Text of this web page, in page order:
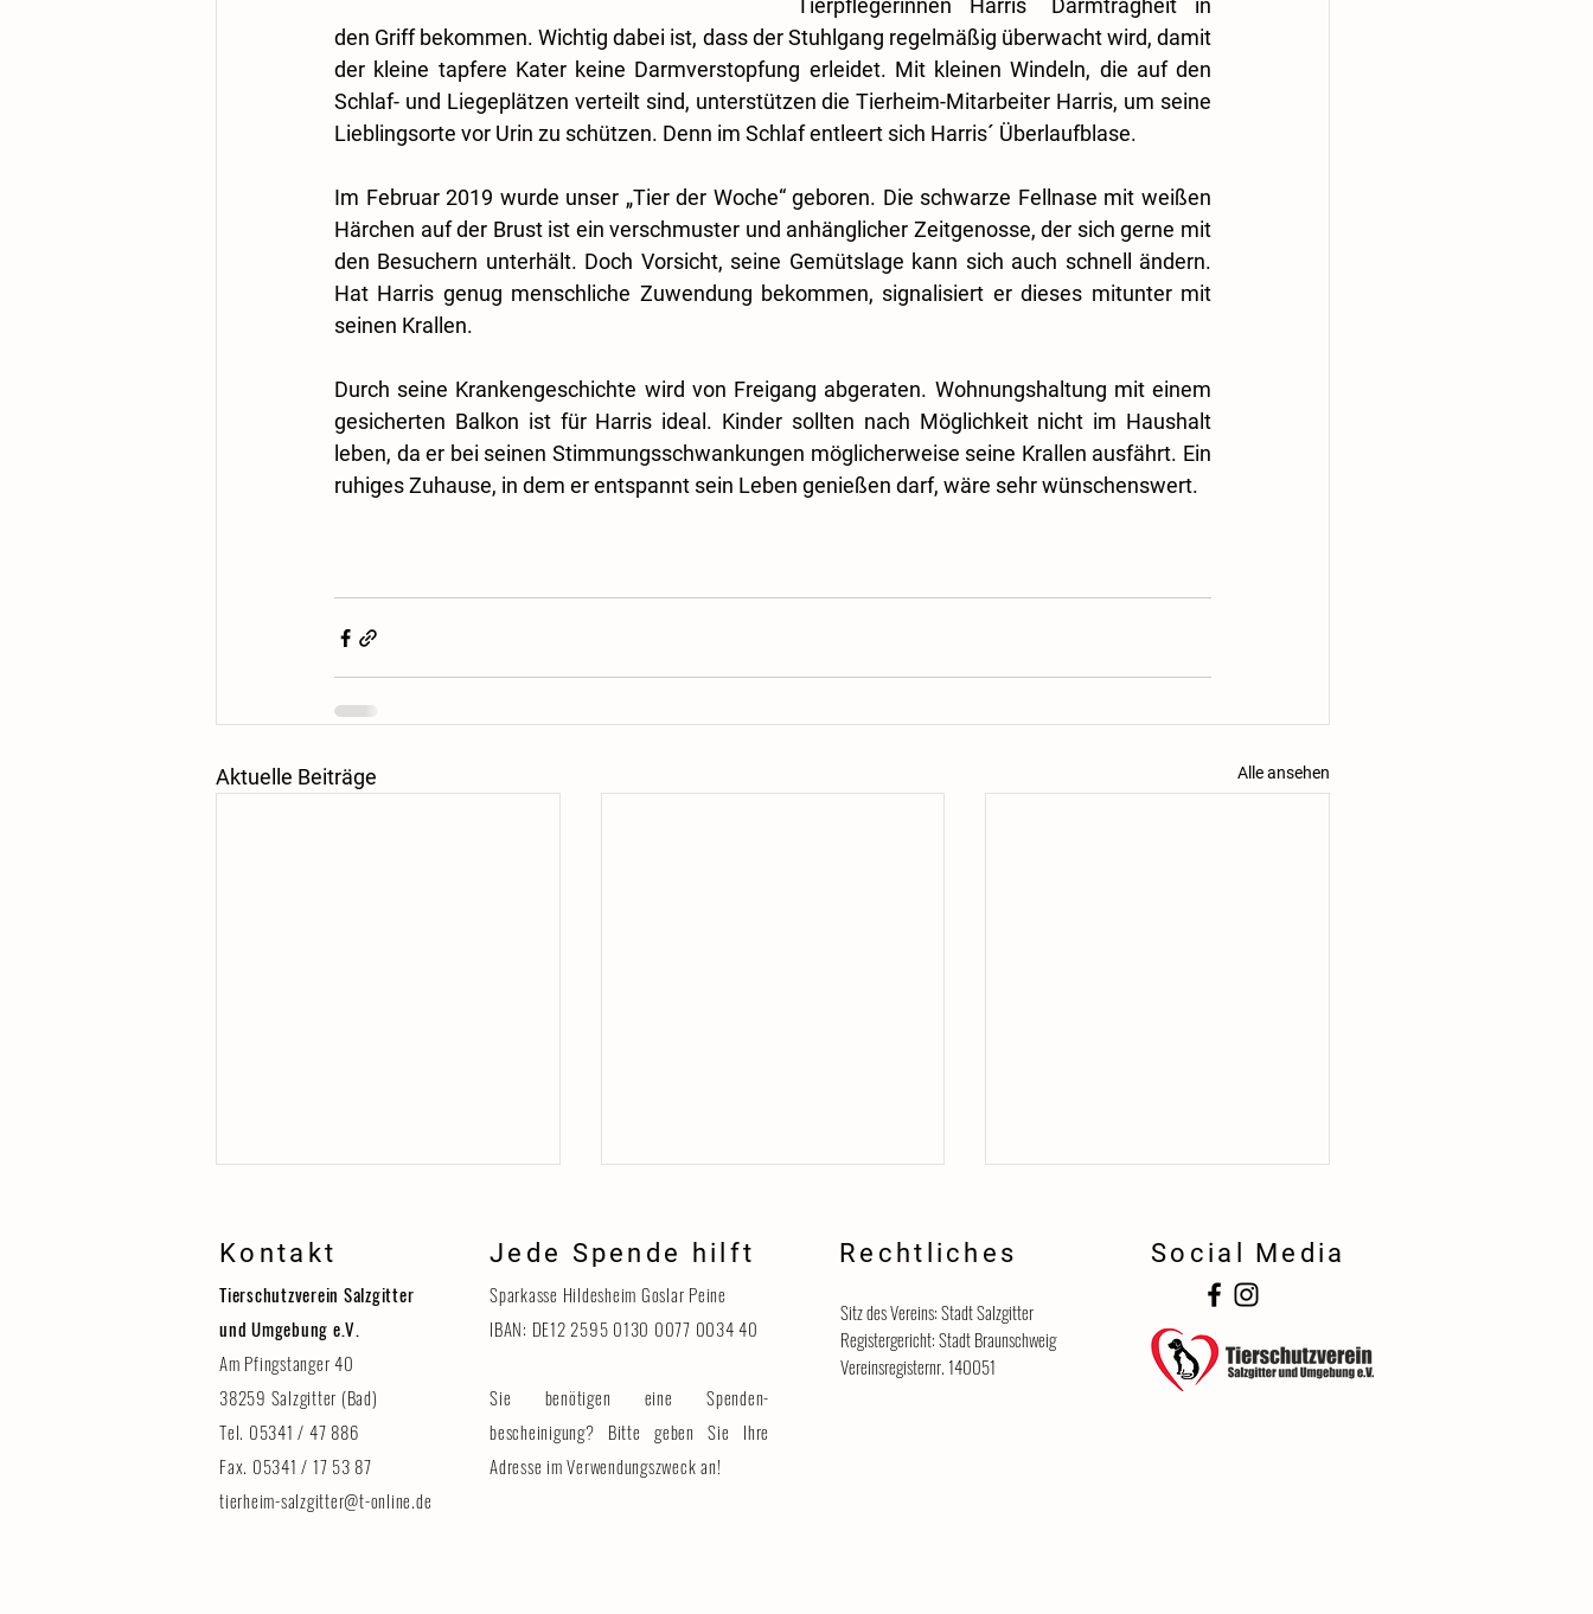
Tierpflegerinnen Harris´ Darmträgheit in
den Griff bekommen. Wichtig dabei ist, dass der Stuhlgang regelmäßig überwacht wird, damit
der kleine tapfere Kater keine Darmverstopfung erleidet. Mit kleinen Windeln, die auf den
Schlaf- und Liegeplätzen verteilt sind, unterstützen die Tierheim-Mitarbeiter Harris, um seine
Lieblingsorte vor Urin zu schützen. Denn im Schlaf entleert sich Harris´ Überlaufblase.
Im Februar 2019 wurde unser „Tier der Woche“ geboren. Die schwarze Fellnase mit weißen
Härchen auf der Brust ist ein verschmuster und anhänglicher Zeitgenosse, der sich gerne mit
den Besuchern unterhält. Doch Vorsicht, seine Gemütslage kann sich auch schnell ändern.
Hat Harris genug menschliche Zuwendung bekommen, signalisiert er dieses mitunter mit
seinen Krallen.
Durch seine Krankengeschichte wird von Freigang abgeraten. Wohnungshaltung mit einem
gesicherten Balkon ist für Harris ideal. Kinder sollten nach Möglichkeit nicht im Haushalt
leben, da er bei seinen Stimmungsschwankungen möglicherweise seine Krallen ausfährt. Ein
ruhiges Zuhause, in dem er entspannt sein Leben genießen darf, wäre sehr wünschenswert.
Aktuelle Beiträge Alle ansehen
Erinnerung: Tag der Tiere am 8.
August
Katzenhaus vorübergehend für
Besucher geschlossen
Kontakt
Tierschutzverein Salzgitter
und Umgebung e.V.
Am Pfingstanger 40
38259 Salzgitter (Bad)
Tel. 05341 / 47 886
Fax. 05341 / 17 53 87
tierheim-salzgitter@t-online.de
Jede Spende hilft
Sparkasse Hildesheim Goslar Peine
IBAN: DE12 2595 0130 0077 0034 40
Sie benötigen eine Spenden-
bescheinigung? Bitte geben Sie Ihre
Adresse im Verwendungszweck an!
Rechtliches
Sitz des Vereins: Stadt Salzgitter
Registergericht: Stadt Braunschweig
Vereinsregisternr. 140051
Social Media